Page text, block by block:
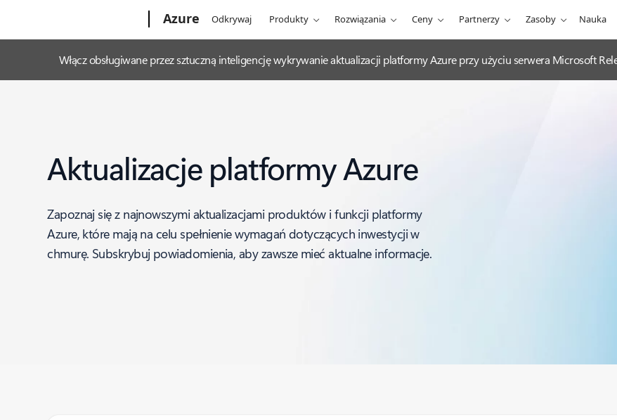
Azure Odkrywaj Produkty Rozwiązania Ceny Partnerzy Zasoby Nauka
Włącz obsługiwane przez sztuczną inteligencję wykrywanie aktualizacji platformy Azure przy użyciu serwera Microsoft
Aktualizacje platformy Azure
Zapoznaj się z najnowszymi aktualizacjami produktów i funkcji platformy
Azure, które mają na celu spełnienie wymagań dotyczących inwestycji w
chmurę. Subskrybuj powiadomienia, aby zawsze mieć aktualne informacje.